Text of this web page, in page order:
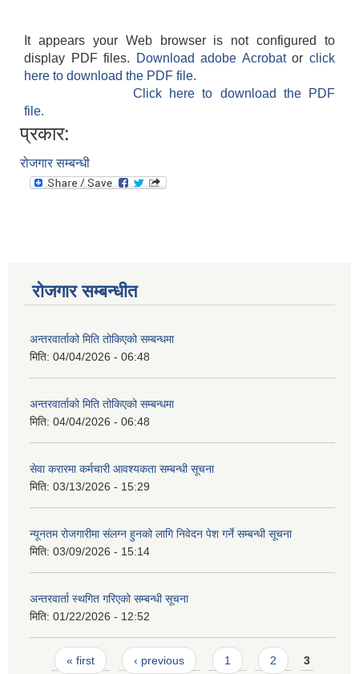
It appears your Web browser is not configured to
display PDF files.
Download adobe Acrobatorclick
here to download the PDF file.
Click here to download the PDF
file.
प्रकार:
रोजगार सम्बन्धी
रोजगार सम्बन्धीत
अन्तरवार्ताको मिति तोकिएको सम्बन्धमा
मिति: 04/04/2026 - 06:48
अन्तरवार्ताको मिति तोकिएको सम्बन्धमा
मिति: 04/04/2026 - 06:48
सेवा करारमा कर्मचारी आवश्यकता सम्बन्धी सूचना
मिति: 03/13/2026 - 15:29
न्यूनतम रोजगारीमा संलग्न हुनको लागि निवेदन पेश गर्ने सम्बन्धी सूचना
मिति: 03/09/2026 - 15:14
अन्तरवार्ता स्थगित गरिएको सम्बन्धी सूचना
मिति: 01/22/2026 - 12:52
Pages
« first ‹ previous 1 2 3